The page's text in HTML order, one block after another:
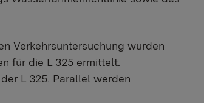
Verkehrsuntersuchung wurden
für die L 325 ermittelt.
L 325. Parallel werden